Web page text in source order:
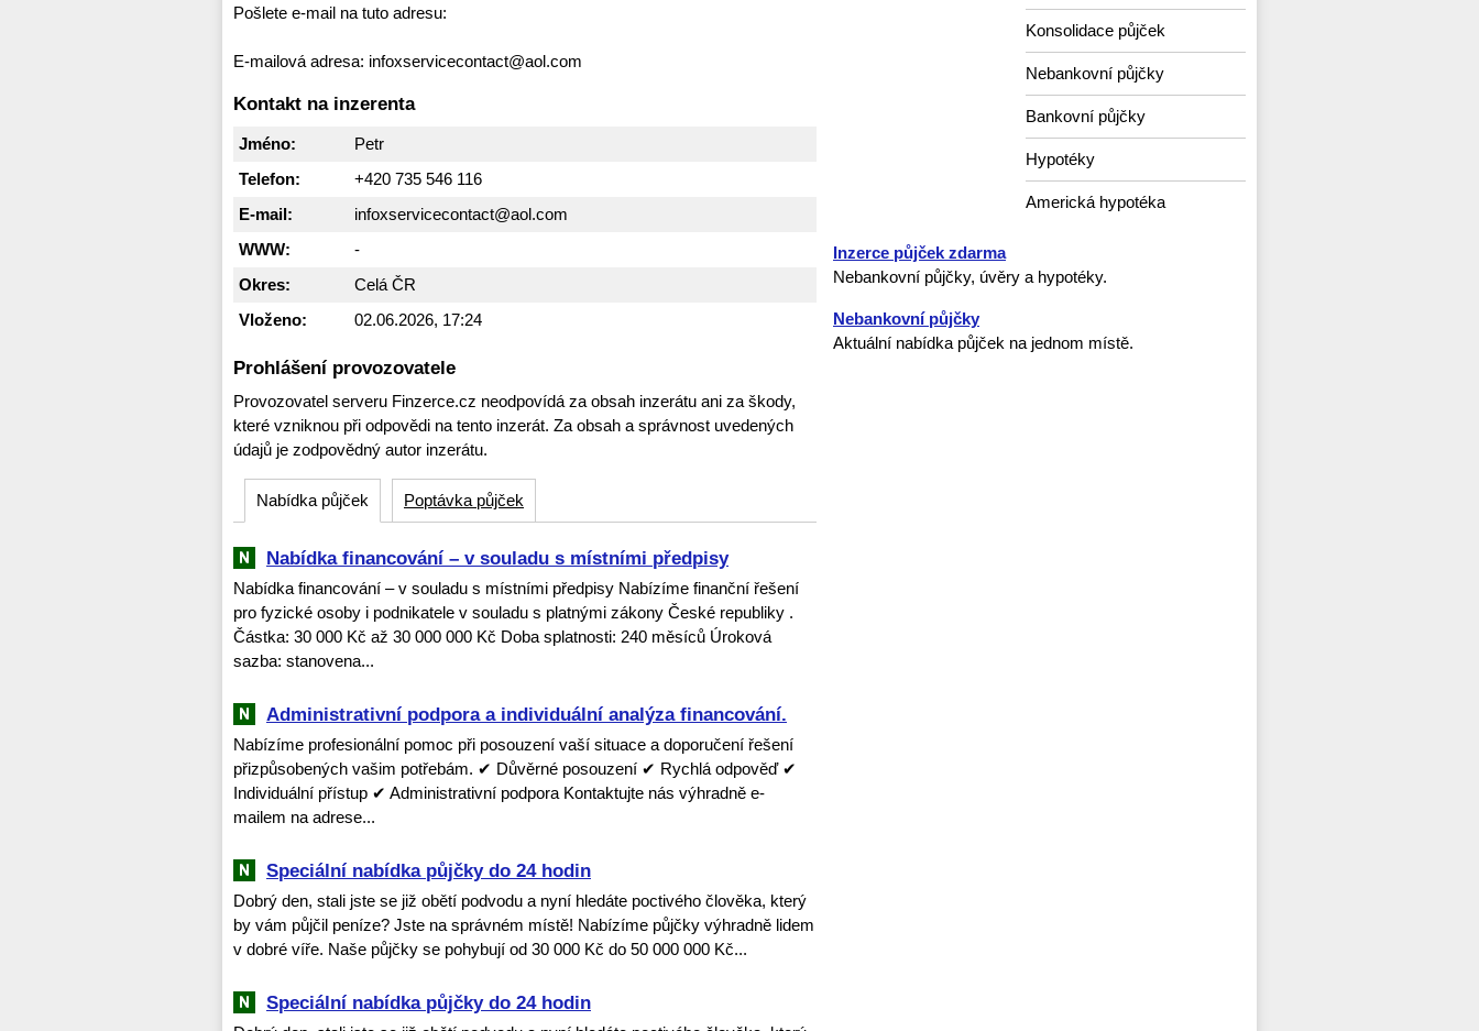
Pošlete e-mail na tuto adresu:
E-mailová adresa: infoxservicecontact@aol.com
Kontakt na inzerenta
Jméno:
Petr
Telefon:
+420 735 546 116
E-mail:
infoxservicecontact@aol.com
WWW:
-
Okres:
Celá ČR
Vloženo:
02.06.2026, 17:24
Prohlášení provozovatele
Provozovatel serveru Finzerce.cz neodpovídá za obsah inzerátu ani za škody,
které vzniknou při odpovědi na tento inzerát. Za obsah a správnost uvedených
údajů je zodpovědný autor inzerátu.
Nabídka půjček Poptávka půjček
Nabídka financování – v souladu s místními předpisy
Nabídka financování – v souladu s místními předpisy Nabízíme finanční řešení
pro fyzické osoby i podnikatele v souladu s platnými zákony České republiky .
Částka: 30 000 Kč až 30 000 000 Kč Doba splatnosti: 240 měsíců Úroková
sazba: stanovena...
Administrativní podpora a individuální analýza financování.
Nabízíme profesionální pomoc při posouzení vaší situace a doporučení řešení
přizpůsobených vašim potřebám. ✔ Důvěrné posouzení ✔ Rychlá odpověď ✔
Individuální přístup ✔ Administrativní podpora Kontaktujte nás výhradně e-
mailem na adrese...
Speciální nabídka půjčky do 24 hodin
Dobrý den, stali jste se již obětí podvodu a nyní hledáte poctivého člověka, který
by vám půjčil peníze? Jste na správném místě! Nabízíme půjčky výhradně lidem
v dobré víře. Naše půjčky se pohybují od 30 000 Kč do 50 000 000 Kč...
Speciální nabídka půjčky do 24 hodin
Konsolidace půjček
Nebankovní půjčky
Bankovní půjčky
Hypotéky
Americká hypotéka
Inzerce půjček zdarma
Nebankovní půjčky, úvěry a hypotéky.
Nebankovní půjčky
Aktuální nabídka půjček na jednom místě.